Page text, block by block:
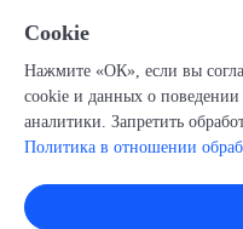
Copyright © 1917-2025
"Волгоградский
Все
Cookie
Нажмите «ОК», если вы
cookie и данных о
аналитики. Запретить
Политика в отношении